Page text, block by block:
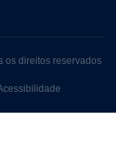
os direitos reservados